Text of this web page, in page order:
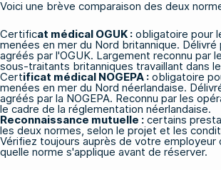
Voici une brève comparaison des deux
Certificat médical OGUK : obligatoire pour
menées en mer du Nord britannique. Délivré
agréés par l'OGUK. Largement reconnu par
sous-traitants britanniques travaillant dans
Certificat médical NOGEPA : obligatoire
menées en mer du Nord néerlandaise.
agréés par la NOGEPA. Reconnu par les
le cadre de la réglementation néerlandaise.
Reconnaissance mutuelle : certains
les deux normes, selon le projet et les
Vérifiez toujours auprès de votre employeur
quelle norme s'applique avant de réserver.